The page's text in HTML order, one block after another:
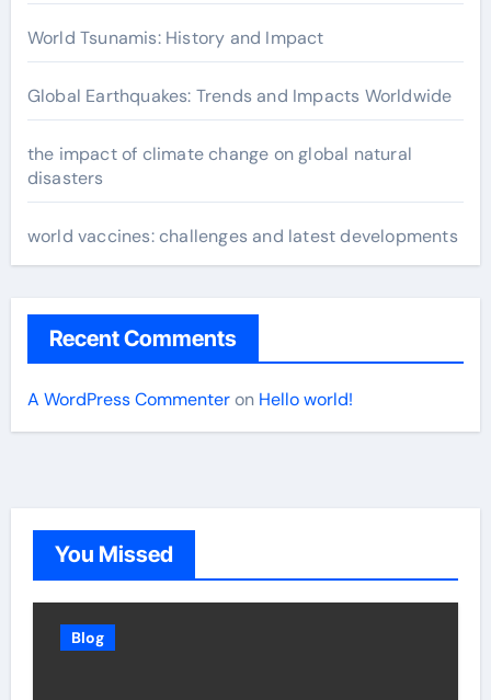
World Tsunamis: History and Impact
Global Earthquakes: Trends and Impacts Worldwide
the impact of climate change on global natural
disasters
world vaccines: challenges and latest developments
Recent Comments
A WordPress Commenteron Hello world!
You Missed
Blog